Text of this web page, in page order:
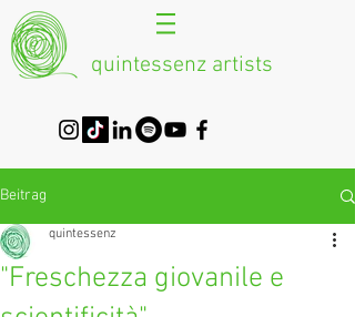
quintessenz artists
Beitrag
"Freschezza giovanile e
quintessenz